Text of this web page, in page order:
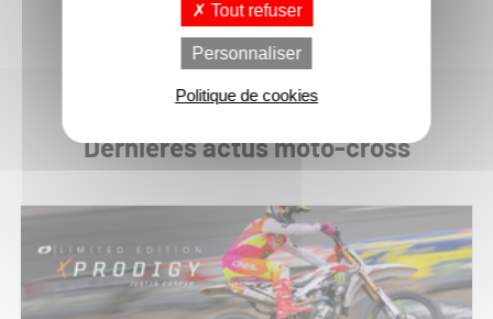
Dernières actus moto-cross
Tout refuser
Personnaliser
Politique de cookies